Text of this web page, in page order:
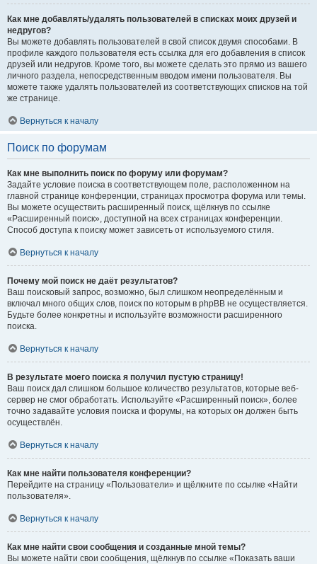
Как мне добавлять/удалять пользователей в списках моих друзей и
недругов?
Вы можете добавлять пользователей в свой список двумя способами. В
профиле каждого пользователя есть ссылка для его добавления в список
друзей или недругов. Кроме того, вы можете сделать это прямо из вашего
личного раздела, непосредственным вводом имени пользователя. Вы
можете также удалять пользователей из соответствующих списков на той
же странице.
Вернуться к началу
Поиск по форумам
Как мне выполнить поиск по форуму или форумам?
Задайте условие поиска в соответствующем поле, расположенном на
главной странице конференции, страницах просмотра форума или темы.
Вы можете осуществить расширенный поиск, щёлкнув по ссылке
«Расширенный поиск», доступной на всех страницах конференции.
Способ доступа к поиску может зависеть от используемого стиля.
Вернуться к началу
Почему мой поиск не даёт результатов?
Ваш поисковый запрос, возможно, был слишком неопределённым и
включал много общих слов, поиск по которым в phpBB не осуществляется.
Будьте более конкретны и используйте возможности расширенного
поиска.
Вернуться к началу
В результате моего поиска я получил пустую страницу!
Ваш поиск дал слишком большое количество результатов, которые веб-
сервер не смог обработать. Используйте «Расширенный поиск», более
точно задавайте условия поиска и форумы, на которых он должен быть
осуществлён.
Вернуться к началу
Как мне найти пользователя конференции?
Перейдите на страницу «Пользователи» и щёлкните по ссылке «Найти
пользователя».
Вернуться к началу
Как мне найти свои сообщения и созданные мной темы?
Вы можете найти свои сообщения, щёлкнув по ссылке «Показать ваши